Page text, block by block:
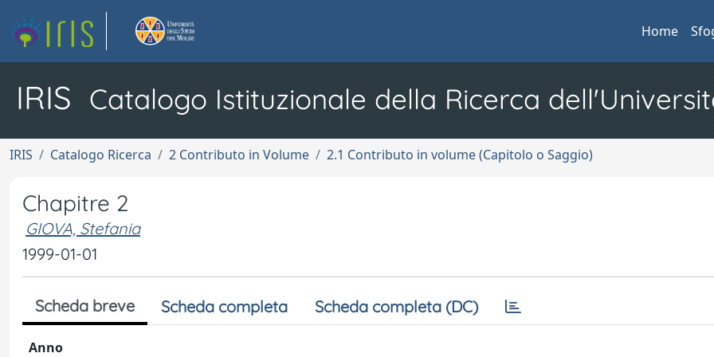
Home
IRIS Catalogo Istituzionale della Ricerca
IRIS Catalogo Ricerca 2 Contributo in Volume 2.1 Contributo in volume (Capitolo o Saggio)
Chapitre 2
GIOVA, Stefania
1999-01-01
Scheda breve Scheda completa Scheda completa (DC)
Anno